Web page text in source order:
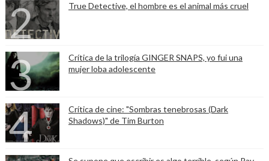
True Detective, el hombre es el animal más cruel
Crítica de la trilogía GINGER SNAPS, yo fui una
mujer loba adolescente
Crítica de cine: "Sombras tenebrosas (Dark
Shadows)" de Tim Burton